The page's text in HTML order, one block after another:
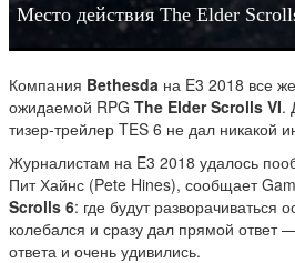
Место действия The Elder
Компания Bethesda на E3 2018 все
ожидаемой RPG The Elder Scrolls VI.
тизер-трейлер TES 6 не дал никакой
Журналистам на E3 2018 удалось
Пит Хайнс (Pete Hines), сообщает
Scrolls 6: где будут
колебался и сразу дал прямой
ответа и очень удивились.